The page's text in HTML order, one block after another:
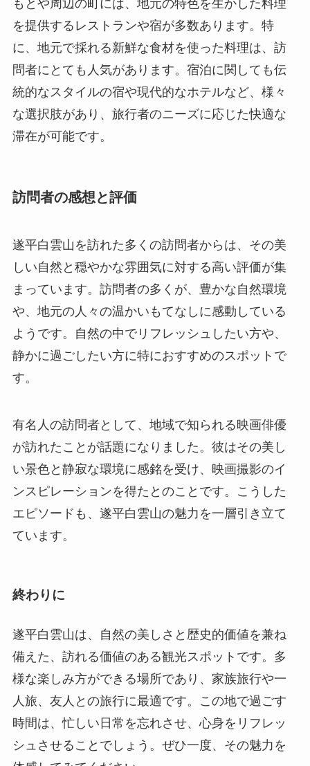
な選択肢があり、旅行者のニーズに応じた快適な
滞在が可能です。
訪問者の感想と評価
遂平白雲山を訪れた多くの訪問者からは、その美
や、地元の人々の温かいもてなしに感動している
静かに過ごしたい方に特におすすめのスポットで
す。
有名人の訪問者として、地域で知られる映画俳優
が訪れたことが話題になりました。彼はその美し
い景色と静寂な環境に感銘を受け、映画撮影のイ
ンスピレーションを得たとのことです。こうした
ています。
終わりに
遂平白雲山は、自然の美しさと歴史的価値を兼ね
人旅、友人との旅行に最適です。この地で過ごす
シュさせることでしょう。ぜひ一度、その魅力を
体感してみてください。